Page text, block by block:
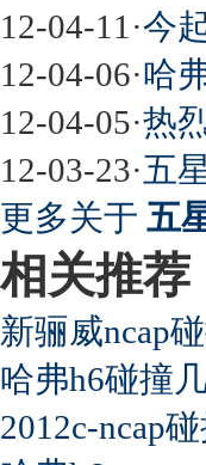
12-04-11 ·今
12-04-06·哈
12-04-05·热
12-03-23·五
更多关于 五
相关推荐
新骊威ncap
哈弗h6碰撞
2012c-ncap